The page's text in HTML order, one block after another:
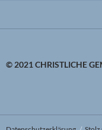
© 2021 CHRISTLICHE